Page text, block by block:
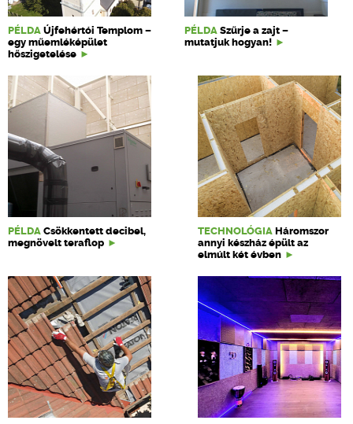
PÉLDA Újfehértói Templom –
egy műemléképület
hőszigetelése
PÉLDA Szűrje a zajt –
mutatjuk hogyan!
PÉLDA Csökkentett decibel,
megnövelt teraflop
TECHNOLÓGIA Háromszor
annyi készház épült az
elmúlt két évben